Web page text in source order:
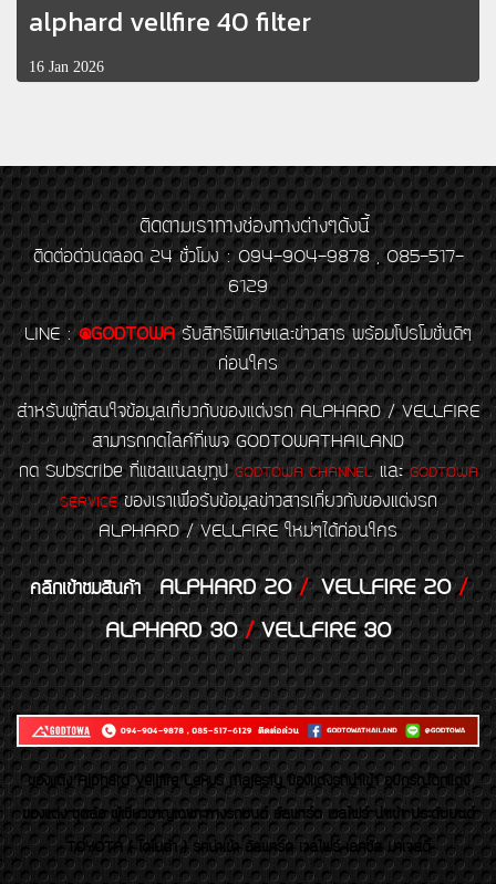
alphard vellfire 40 filter
16 Jan 2026
ติดตามเราทางช่องทางต่างๆดังนี้
ติดต่อด่วนตลอด 24 ชั่วโมง : 094-904-9878 , 085-517-
6129
LINE : @GODTOWA รับสิทธิพิเศษและข่าวสาร พร้อมโปรโมชั่นดีๆ
ก่อนใคร
สำหรับผู้ที่สนใจข้อมูลเกี่ยวกับของแต่งรถ ALPHARD / VELLFIRE
สามารถกดไลค์ที่เพจ GODTOWATHAILAND
กด Subscribe ที่แชลแนลยูทูปGODTOWA CHANNELและGODTOWA
SERVICEของเราเพื่อรับข้อมูลข่าวสารเกี่ยวกับของแต่งรถ
ALPHARD / VELLFIRE ใหม่ๆได้ก่อนใคร
คลิกเข้าชมสินค้า ALPHARD 20/VELLFIRE 20/
ALPHARD 30/VELLFIRE 30
ของเเต่ง Alphard Vellfire Lexus Majesty ของเเต่งรถนำเข้า อุปกรณ์ตกแต่ง
ของแต่ง ชุดล้อ ผู้เชี่ยวชาญเฉพาะทางรถยนต์ อัลพาร์ด เวลไฟร์ นำเข้า ประดับยนต์
TOYOTA ( โตโยต้า ) รถนำเข้า อัลพาร์ด เวลไฟร์ เลกซัส มาเจสตี้